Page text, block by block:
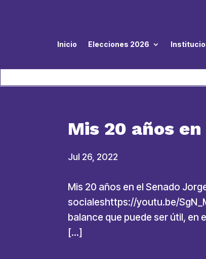
Inicio Elecciones 2026
Mis 20 años
Jul 26, 2022
Mis 20 años en el Senado
socialeshttps://youtu.be/
balance que puede ser útil,
[…]